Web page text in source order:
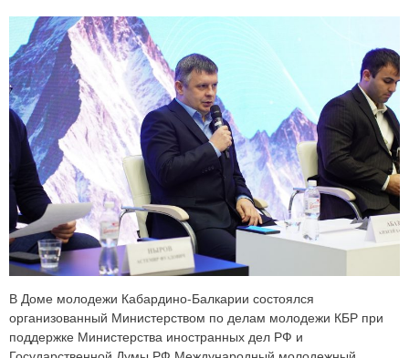
В Доме молодежи Кабардино-Балкарии состоялся
организованный Министерством по делам молодежи КБР при
поддержке Министерства иностранных дел РФ и